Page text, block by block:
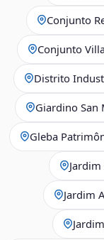
Conjunto
Conjunto
Distrito
Giardino San
Gleba
Jardim